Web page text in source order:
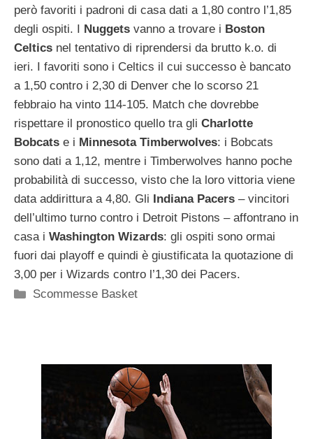
però favoriti i padroni di casa dati a 1,80 contro l’1,85
degli ospiti. I
Nuggets vanno a trovare i Boston
Celtics nel tentativo di riprendersi da brutto k.o. di
ieri. I favoriti sono i Celtics il cui successo è bancato
a 1,50 contro i 2,30 di Denver che lo scorso 21
febbraio ha vinto 114-105. Match che dovrebbe
rispettare il pronostico quello tra gli Charlotte
Bobcats e i MinnesotaTimberwolves: i Bobcats
sono dati a 1,12, mentre i Timberwolves hanno poche
probabilità di successo, visto che la loro vittoria viene
data addirittura a 4,80. Gli
Indiana Pacers – vincitori
dell’ultimo turno contro i Detroit Pistons – affontrano in
casa i Washington Wizards: gli ospiti sono ormai
fuori dai playoff e quindi è giustificata la quotazione di
3,00 per i Wizards contro l’1,30 dei Pacers.
Categorie
Scommesse Basket